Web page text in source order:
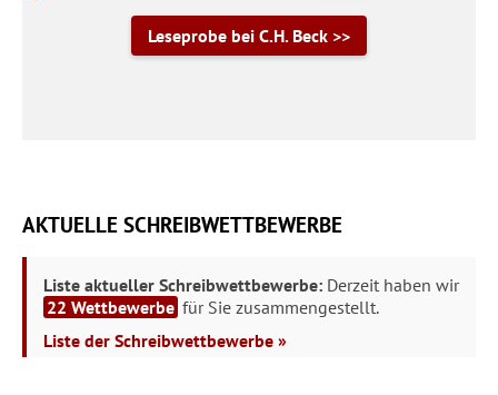
Leseprobe bei C.H. Beck >>
AKTUELLE SCHREIBWETTBEWERBE
Liste aktueller Schreibwettbewerbe: Derzeit haben wir
22 Wettbewerbe für Sie zusammengestellt.
Liste der Schreibwettbewerbe »